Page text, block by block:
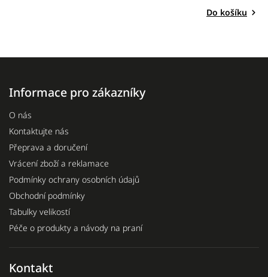
Do košíku
Informace pro zákazníky
O nás
Kontaktujte nás
Přeprava a doručení
Vrácení zboží a reklamace
Podmínky ochrany osobních údajů
Obchodní podmínky
Tabulky velikostí
Péče o produkty a návody na praní
Kontakt